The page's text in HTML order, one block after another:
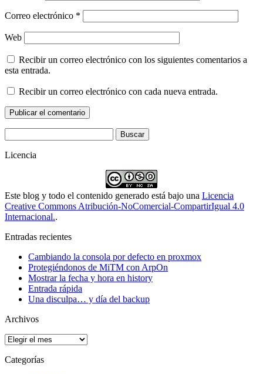
Correo electrónico *
Web
Recibir un correo electrónico con los siguientes comentarios a
esta entrada.
Recibir un correo electrónico con cada nueva entrada.
Licencia
Este blog y todo el contenido generado está bajo una Licencia
Creative Commons Atribución-NoComercial-CompartirIgual 4.0
Internacional..
Entradas recientes
Cambiando la consola por defecto en proxmox
Protegiéndonos de MiTM con ArpOn
Mostrar la fecha y hora en history
Entrada rápida
Una disculpa… y día del backup
Archivos
Archivos
Categorías